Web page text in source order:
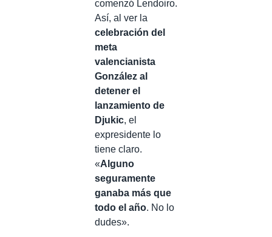
comenzó Lendoiro.
Así, al ver la
celebración del
meta
valencianista
González al
detener el
lanzamiento de
Djukic, el
expresidente lo
tiene claro.
«Alguno
seguramente
ganaba más que
todo el año. No lo
dudes».